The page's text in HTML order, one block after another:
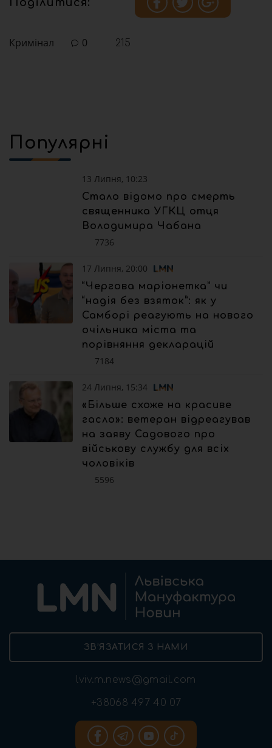
Кримінал 0 215
Популярні
13 Липня, 10:23
Стало відомо про смерть
священника УГКЦ отця
Володимира Чабана
7736
17 Липня, 20:00
“Чергова маріонетка” чи
“надія без взяток”: як у
Самборі реагують на нового
очільника міста та
порівняння декларацій
7184
24 Липня, 15:34
«Більше схоже на красиве
гасло»: ветеран відреагував
на заяву Садового про
військову службу для всіх
чоловіків
5596
ЗВ’ЯЗАТИСЯ З НАМИ
lviv.m.news@gmail.com
+38068 497 40 07